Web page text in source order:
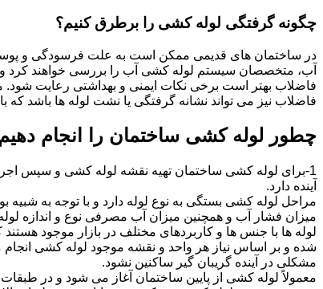
چگونه گرفتگی لوله کشی را برطرق کنیم؟
در ساختمان های قدیمی ممکن است به علت فرسودگی و
آب، متخصصان سیستم لوله کشی آب را بررسی خواهند کرد و
فاضلاب بهتر است برخی نکات ایمنی و بهداشتی رعایت شود.
فاضلاب نیز می تواند نشانه گرفتگی یا نشت لوله ها باشد
چطور لوله کشی ساختمان را انجام
1-برای لوله کشی ساختمان تهیه نقشه لوله کشی و سپس
آینده دارد.
مراحل لوله کشی بستگی به نوع لوله دارد و با توجه به شبیه
میزان فشار آب و همچنین میزان آب مصرفی نوع و اندازه
لوله ها با جنس ها و کاربردهای مختلف در بازار موجود
شده و بر اساس نیاز هر واحد و نقشه موجود لوله کشی
مشکلی در آینده گریبان گیر ساکنین نشود.
معمولاً لوله کشی از پایین ساختمان آغاز می شود و در طبقات